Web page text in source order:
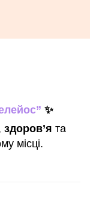
✨
здоров’я та
місці.